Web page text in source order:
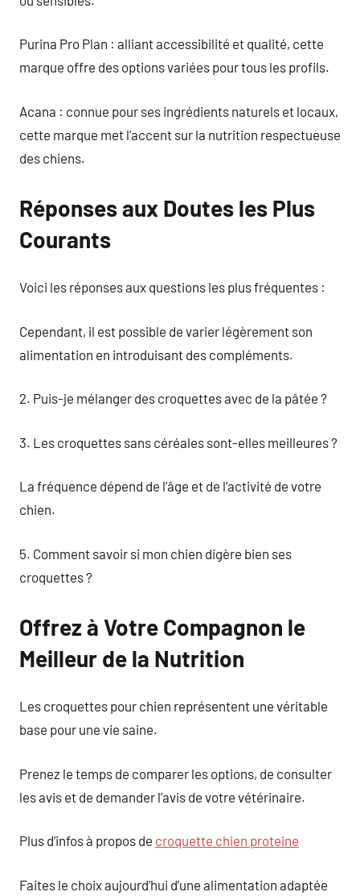
Purina Pro Plan : alliant accessibilité et qualité, cette
marque offre des options variées pour tous les profils.
Acana : connue pour ses ingrédients naturels et locaux,
cette marque met l’accent sur la nutrition respectueuse
des chiens.
Réponses aux Doutes les Plus
Courants
Voici les réponses aux questions les plus fréquentes :
Cependant, il est possible de varier légèrement son
alimentation en introduisant des compléments.
2. Puis-je mélanger des croquettes avec de la pâtée ?
3. Les croquettes sans céréales sont-elles meilleures ?
La fréquence dépend de l’âge et de l’activité de votre
chien.
5. Comment savoir si mon chien digère bien ses
croquettes ?
Offrez à Votre Compagnon le
Meilleur de la Nutrition
Les croquettes pour chien représentent une véritable
base pour une vie saine.
Prenez le temps de comparer les options, de consulter
les avis et de demander l’avis de votre vétérinaire.
Plus d’infos à propos de croquette chien proteine
Faites le choix aujourd’hui d’une alimentation adaptée